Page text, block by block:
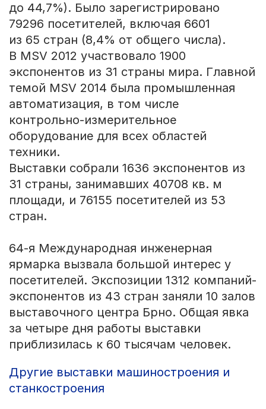
до 44,7%). Было зарегистрировано
79296 посетителей, включая 6601
из 65 стран (8,4% от общего числа).
В MSV 2012 участвовало 1900
экспонентов из 31 страны мира. Главной
темой MSV 2014 была промышленная
автоматизация, в том числе
контрольно-измерительное
оборудование для всех областей
техники.
Выставки собрали 1636 экспонентов из
31 страны, занимавших 40708 кв. м
площади, и 76155 посетителей из 53
стран.
64-я Международная инженерная
ярмарка вызвала большой интерес у
посетителей. Экспозиции 1312 компаний-
экспонентов из 43 стран заняли 10 залов
выставочного центра Брно. Общая явка
за четыре дня работы выставки
приблизилась к 60 тысячам человек.
Другие выставки машиностроения и
станкостроения